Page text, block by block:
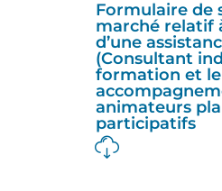
Formulaire de
marché relatif
d’une
(Consultant
formation et le
animateurs
participatifs